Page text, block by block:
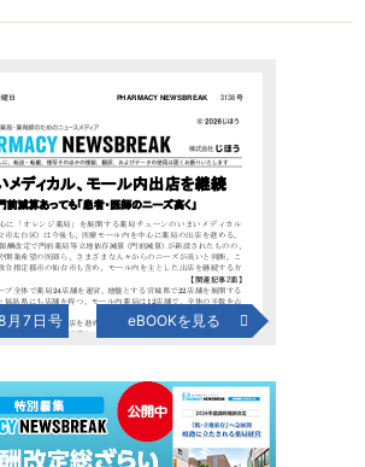
月7日号 eBOOKを見る